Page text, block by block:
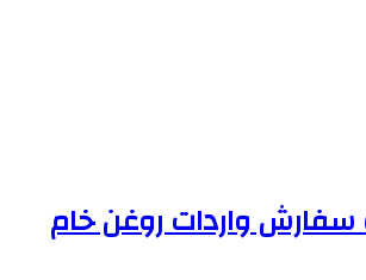
سفارش واردات روغن خام